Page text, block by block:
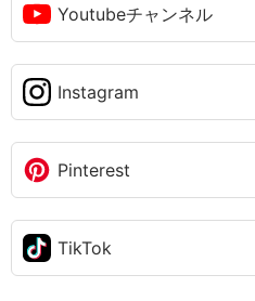
Youtubeチャンネル
Instagram
Pinterest
TikTok